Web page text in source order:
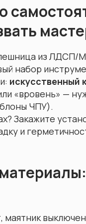
из ЛДСП/
набор
искусственный
«вровень» —
ЧПУ).
Закажите
и
маятник